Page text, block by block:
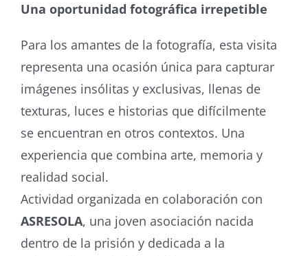
Una oportunidad fotográfica irrepetible
Para los amantes de la fotografía, esta visita
representa una ocasión única para capturar
imágenes insólitas y exclusivas, llenas de
texturas, luces e historias que difícilmente
se encuentran en otros contextos. Una
experiencia que combina arte, memoria y
realidad social.
Actividad organizada en colaboración con
ASRESOLA, una joven asociación nacida
dentro de la prisión y dedicada a la